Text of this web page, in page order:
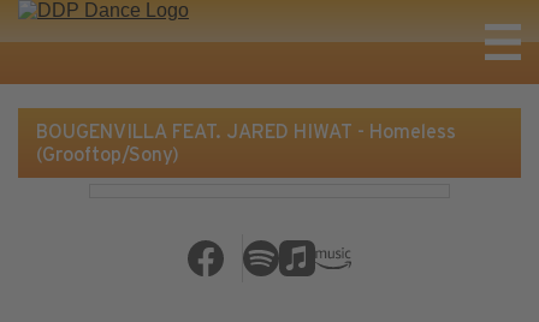
BOUGENVILLA FEAT. JARED HIWAT - Homeless
(Grooftop/Sony)